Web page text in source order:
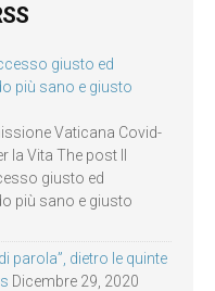
giusto ed
più sano e giusto
Vaticana Covid-
la Vita The post Il
giusto ed
più sano e giusto
parola”, dietro le quinte
Dicembre 29, 2020